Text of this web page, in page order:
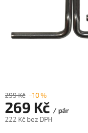
299 Kč –10 %
269 Kč / pár
222 Kč bez DPH